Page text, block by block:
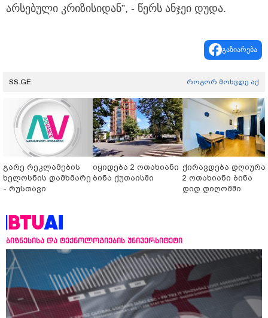
არსებული კრიზისიდან”, - წერს ანჯეი დუდა.
გაზიარება
SS.GE როგორ მოხვდე აქ
გარე რეკლამების
ხელოსნის დამხმარე
- რუსთავი
იყიდება 2 ოთახიანი
ბინა ქუთაისში
ქირავდება
2 ოთახიანი ბინა
დიდ დიღომში
ბიზნესისა და ტექნოლოგიების უნივერსიტეტი